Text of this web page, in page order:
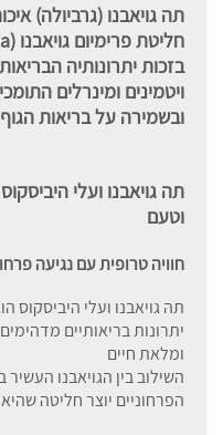
תה גויאבנו (גרביולה)
בזכות יתרונותיה
ויטמינים ומינרלים
ובשמירה על בריאות הגוף
תה גויאבנו ועלי
וטעם
חוויה טרופית עם נגיעה
תה גויאבנו ועלי
יתרונות בריאותיים
ומלאת חיים
השילוב בין הגויאבנו העשיר
הפרחוניים יוצר חליטה